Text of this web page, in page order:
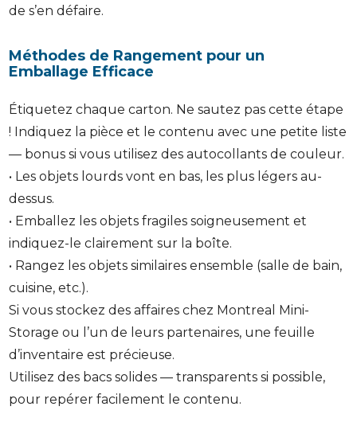
de s’en défaire.
Méthodes de Rangement pour un
Emballage Efficace
Étiquetez chaque carton. Ne sautez pas cette étape
! Indiquez la pièce et le contenu avec une petite liste
— bonus si vous utilisez des autocollants de couleur.
• Les objets lourds vont en bas, les plus légers au-
dessus.
• Emballez les objets fragiles soigneusement et
indiquez-le clairement sur la boîte.
• Rangez les objets similaires ensemble (salle de bain,
cuisine, etc.).
Si vous stockez des affaires chez Montreal Mini-
Storage ou l’un de leurs partenaires, une feuille
d’inventaire est précieuse.
Utilisez des bacs solides — transparents si possible,
pour repérer facilement le contenu.